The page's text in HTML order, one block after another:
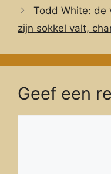
Todd White: de
zijn sokkel valt,
Geef een